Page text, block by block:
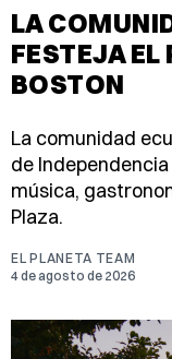
LA
FESTEJA EL
BOSTON
La comunidad
de
música,
Plaza.
EL PLANETA TEAM
4 de agosto de 2026